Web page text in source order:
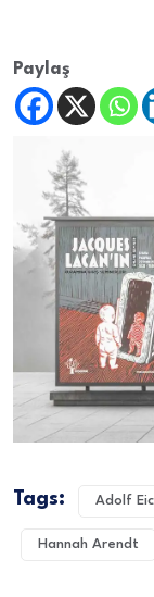
Paylaş
Tags: Adolf
Hannah Arendt